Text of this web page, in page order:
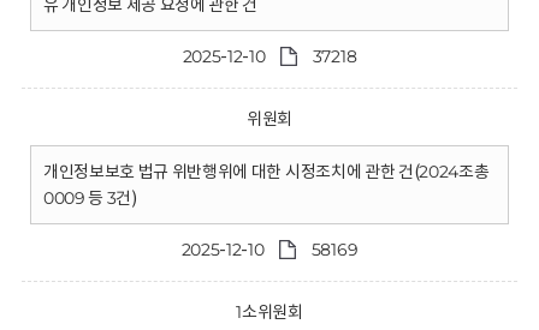
유 개인정보 제공 요청에 관한 건
2025-12-10 37218
위원회
개인정보보호 법규 위반행위에 대한 시정조치에 관한 건(2024조총
0009 등 3건)
2025-12-10 58169
1소위원회